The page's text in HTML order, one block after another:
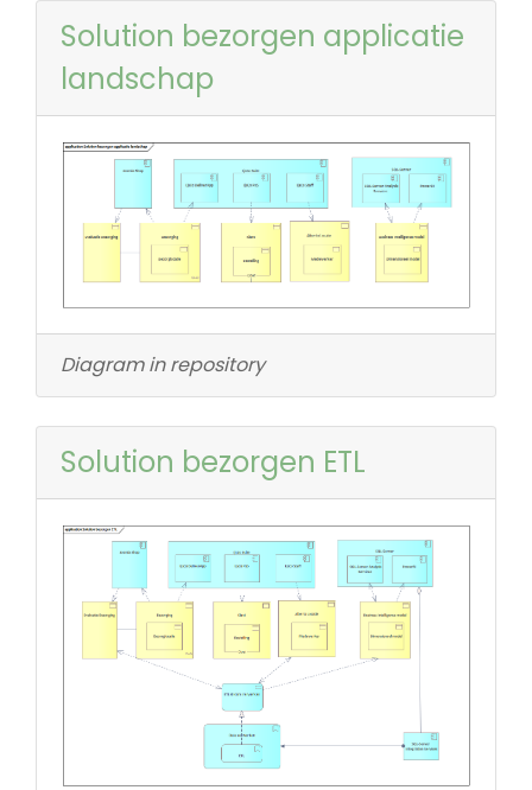
Solution bezorgen applicatie
landschap
Diagram in repository
Solution bezorgen ETL